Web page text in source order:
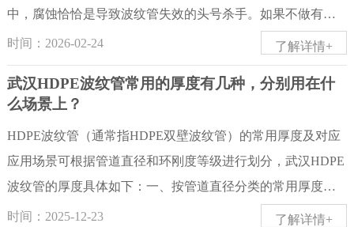
才执行城建行标 CJ/T 225；一旦出台对应国标，同类旧行业
标准自动废止，法律效力低于国家标准。二者内容定位、技
术侧重点与管控对象差异明显。国家标准侧重通用基础指
标，统一全行业最低技术门槛，只规定通用材质、基础力学
性能、...
理等多个维度全面升级，构建差异化竞争优势，以综合实力
站稳市场、留住客户、扩大份额。一、聚焦产品升级迭代，
打造差异化竞争优势同质化是波纹管行业竞争的最大痛点，
多数厂家集中生产普通通用款波纹管，市场门槛低、利润微
薄。厂家需要打破传统生产思维，推动产品结构升级，告别
低端产品内卷。一方面，依托技术研发优化产品材质与结构
工艺，升级不锈钢合金、耐腐蚀特种材料，改良管壁结构、
抗压强度、耐温性能，适配化工、新能源、轨道交通、高端
市政等不同特殊工况；另一方面，深耕定制化服务能力，根
中，腐蚀恰恰是导致波纹管失效的头号杀手。如果不做有效
的防腐处理，武汉波纹管很可能在短时间内就发生泄漏或断
裂。针对不同的使用环境，最基础也最常用的防腐手段是涂
层隔离法。通过在波纹管表面涂覆氟碳涂料、环氧涂层或高
分子聚合物，可以为金属基体穿上一层“防护服”，有效隔绝外
界环境中的氯离子、酸碱性物质或潮湿土壤的侵蚀。对于埋
地敷设或在强腐蚀环境中使用的波纹管，这层保护至关重
要。从根源上解决问题，还需要考虑消除内应力。波纹管在
制造和加工过程中会残留大量拉伸应力，这是导致应力腐蚀
了解详情+
时间：2026-02-24
武汉HDPE波纹管常用的厚度有几种，分别用在什
么场景上？
HDPE波纹管（通常指HDPE双壁波纹管）的常用厚度及对应
应用场景可根据管道直径和环刚度等级进行划分，武汉HDPE
波纹管的厚度具体如下：一、按管道直径分类的常用厚度及
场景HDPE双壁波纹管分为大外径系列和小外径系列，其壁厚
了解详情+
时间：2025-12-23